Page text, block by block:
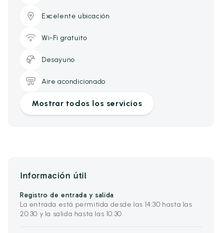
Excelente ubicación
Wi-Fi gratuito
Desayuno
Aire acondicionado
Mostrar todos los servicios
Información útil
Registro de entrada y salida
La entrada está permitida desde las 14:30 hasta las
20:30 y la salida hasta las 10:30.